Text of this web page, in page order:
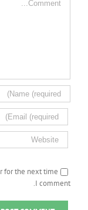
for the next time
I comment.